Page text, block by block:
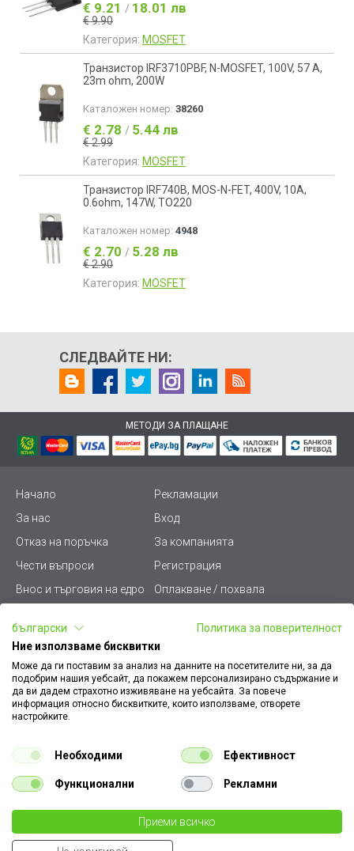
€ 3.00
€ 9.21 / 18.01 лв
€ 9.90
Категория: MOSFET
Транзистор IRF3710PBF, N-MOSFET, 100V, 57 A,
23m ohm, 200W
Каталожен номер: 38260
€ 2.78 / 5.44 лв
€ 2.99
Категория: MOSFET
Транзистор IRF740B, MOS-N-FET, 400V, 10A,
0.6ohm, 147W, TO220
Каталожен номер: 4948
€ 2.70 / 5.28 лв
€ 2.90
Категория: MOSFET
СЛЕДВАЙТЕ НИ:
МЕТОДИ ЗА ПЛАЩАНЕ
Начало
Рекламации
За нас
Вход
Отказ на поръчка
За компанията
Чести въпроси
Регистрация
Внос и търговия на едро
Оплакване / похвала
Условия за ползване
Стани дистрибутор
Карта на сайта
Кариери
Как да намеря документ
към поръчка
Платформа за AРС
Конфигуратор за ел.
ключове и контакти
Уважаеми Клиенти, моля да имате предвид, че всички изображения на
нашия сайт са илюстративни,
те могат да се различават от действителния изглед на продукта без това да
български
Политика за поверителност
Ние използваме бисквитки
Може да ги поставим за анализ на данните на посетителите ни, за да
подобрим нашия уебсайт, да покажем персонализирано съдържание и
да ви дадем страхотно изживяване на уебсайта. За повече
информация относно бисквитките, които използваме, отворете
настройките.
Необходими Ефективност
Функционални Рекламни
Приеми всичко